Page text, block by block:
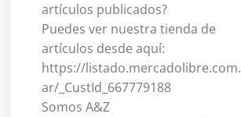
artículos publicados?
Puedes ver nuestra tienda de
artículos desde aquí:
https://listado.mercadolibre.com.
ar/_CustId_667779188
Somos A&Z